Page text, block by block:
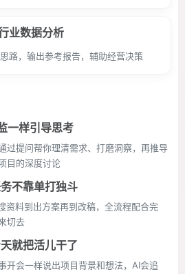
业数据分析
路，输出参考报告，辅助经营决策
一样引导思考
过提问帮你理清需求、打磨洞察，再推导
目的深度讨论
不靠单打独斗
资料到出方案再到改稿，全流程配合完
切去
就把活儿干了
开会一样说出项目背景和想法，AI会追